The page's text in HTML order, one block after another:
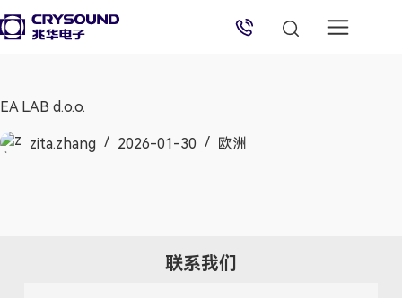
EA LAB d.o.o.
zita.zhang 2026-01-30 欧洲
联系我们